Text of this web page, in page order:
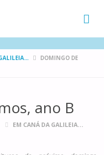
DOMINGO DE
ano B
EM CANÁ DA GALILEIA...